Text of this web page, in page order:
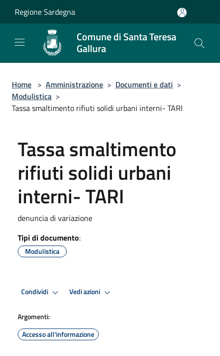
Regione Sardegna
Comune di Santa Teresa
Gallura
Home > Amministrazione > Documenti e dati >
Modulistica >
Tassa smaltimento rifiuti solidi urbani interni- TARI
Tassa smaltimento
rifiuti solidi urbani
interni- TARI
denuncia di variazione
Tipi di documento:
Modulistica
Condividi Vedi azioni
Argomenti:
Accesso all'informazione